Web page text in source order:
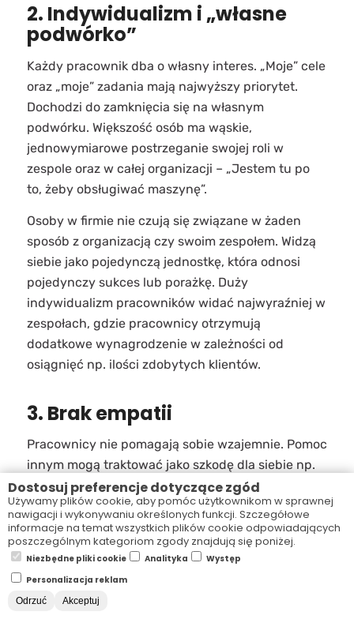
2. Indywidualizm i „własne
podwórko”
Każdy pracownik dba o własny interes. „Moje” cele
oraz „moje” zadania mają najwyższy priorytet.
Dochodzi do zamknięcia się na własnym
podwórku. Większość osób ma wąskie,
jednowymiarowe postrzeganie swojej roli w
zespole oraz w całej organizacji – „Jestem tu po
to, żeby obsługiwać maszynę”.
Osoby w firmie nie czują się związane w żaden
sposób z organizacją czy swoim zespołem. Widzą
siebie jako pojedynczą jednostkę, która odnosi
pojedynczy sukces lub porażkę. Duży
indywidualizm pracowników widać najwyraźniej w
zespołach, gdzie pracownicy otrzymują
dodatkowe wynagrodzenie w zależności od
osiągnięć np. ilości zdobytych klientów.
3. Brak empatii
Pracownicy nie pomagają sobie wzajemnie. Pomoc
innym mogą traktować jako szkodę dla siebie np.
marnowanie czasu na wyręczanie innych w
zadaniach, zamiast realizowania własnych. Mogą
także uznawać uczynność za słabość i obawiać
się, że jeżeli wykażą chęć pomocy, będą później
wykorzystywani przez innych. Osoby silnie
nastawione na rywalizację będą cieszyć się z
niepowodzeń innych, jeśli z nimi konkurują.
Dostosuj preferencje dotyczące zgód
Używamy plików cookie, aby pomóc użytkownikom w sprawnej
nawigacji i wykonywaniu określonych funkcji. Szczegółowe
informacje na temat wszystkich plików cookie odpowiadających
poszczególnym kategoriom zgody znajdują się poniżej.
Niezbędne pliki cookie Analityka
Występ
Personalizacja reklam
Odrzuć Akceptuj